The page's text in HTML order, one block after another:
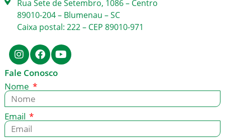
Rua Sete de Setembro, 1086 – Centro
89010-204 – Blumenau – SC
Caixa postal: 222 – CEP 89010-971
Fale Conosco
Nome
Email